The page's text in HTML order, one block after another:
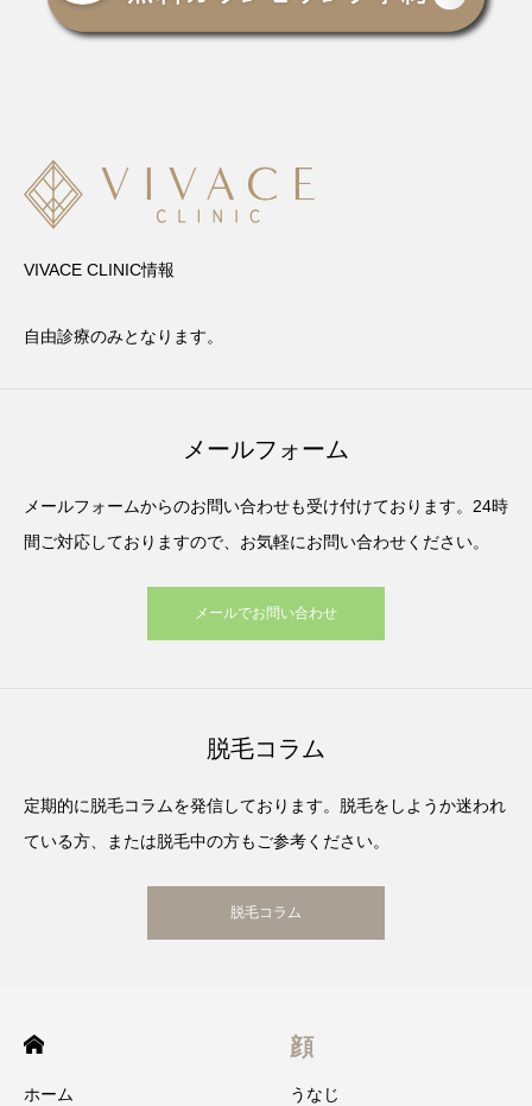
VIVACE CLINIC情報
自由診療のみとなります。
メールフォーム
メールフォームからのお問い合わせも受け付けております。24時
間ご対応しておりますので、お気軽にお問い合わせください。
メールでお問い合わせ
脱毛コラム
定期的に脱毛コラムを発信しております。脱毛をしようか迷われ
ている方、または脱毛中の方もご参考ください。
脱毛コラム
ホーム
顔
うなじ